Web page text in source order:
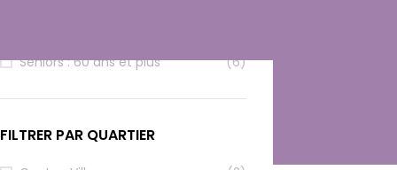
Seniors : 60 ans et plus
(6)
FILTRER PAR QUARTIER